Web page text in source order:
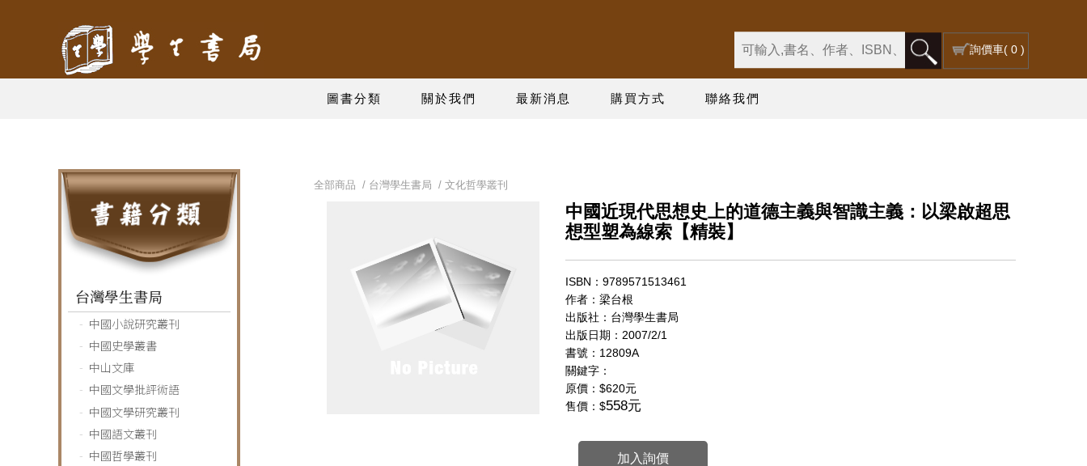
詢價車( 0 )
圖書分類 關於我們 最新消息 購買方式 聯絡我們
台灣學生書局
中國小說研究叢刊
中國史學叢書
中山文庫
中國文學批評術語
中國文學研究叢刊
中國語文叢刊
中國哲學叢刊
全部商品 / 台灣學生書局 / 文化哲學叢刊
中國近現代思想史上的道德主義與智識主義：以梁啟超思
想型塑為線索【精裝】
ISBN：9789571513461
作者：梁台根
出版社：台灣學生書局
出版日期：2007/2/1
書號：12809A
關鍵字：
原價： $620元
售價：$558元
加入詢價